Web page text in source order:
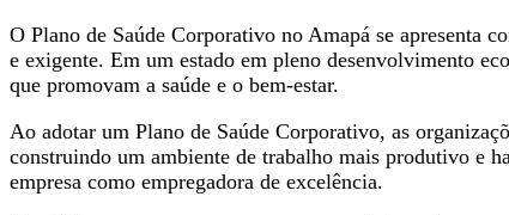
O Plano de Saúde Corporativo no Amapá se apresenta
e exigente. Em um estado em pleno desenvolvimento
que promovam a saúde e o bem-estar.
Ao adotar um Plano de Saúde Corporativo, as
construindo um ambiente de trabalho mais produtivo e
empresa como empregadora de excelência.